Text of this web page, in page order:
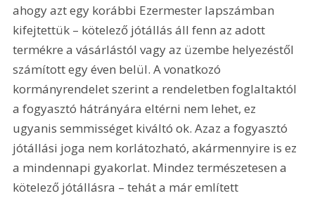
ahogy azt egy korábbi Ezermester lapszámban
kifejtettük – kötelező jótállás áll fenn az adott
termékre a vásárlástól vagy az üzembe helyezéstől
számított egy éven belül. A vonatkozó
kormányrendelet szerint a rendeletben foglaltaktól
a fogyasztó hátrányára eltérni nem lehet, ez
ugyanis semmisséget kiváltó ok. Azaz a fogyasztó
jótállási joga nem korlátozható, akármennyire is ez
a mindennapi gyakorlat. Mindez természetesen a
kötelező jótállásra – tehát a már említett